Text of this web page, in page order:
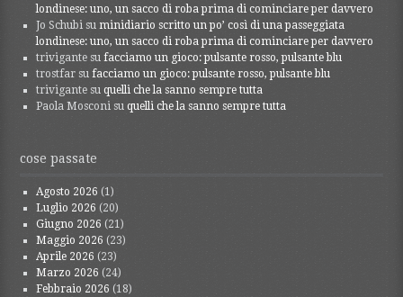
londinese: uno, un sacco di roba prima di cominciare per davvero
Jo Schubi su minidiario scritto un po’ così di una passeggiata
londinese: uno, un sacco di roba prima di cominciare per davvero
trivigante sufacciamo un gioco: pulsante rosso, pulsante blu
trostfar sufacciamo un gioco: pulsante rosso, pulsante blu
trivigante suquelli che la sanno sempre tutta
Paola Mosconi suquelli che la sanno sempre tutta
cose passate
Agosto 2026 (1)
Luglio 2026 (20)
Giugno 2026 (21)
Maggio 2026 (23)
Aprile 2026 (23)
Marzo 2026 (24)
Febbraio 2026 (18)